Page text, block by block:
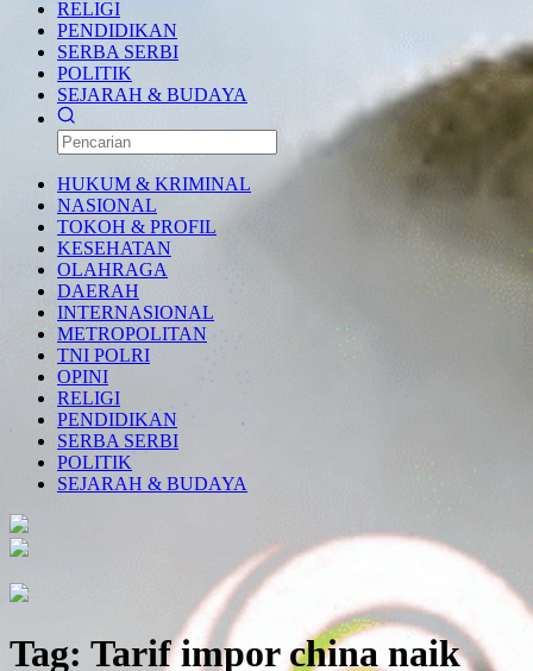
RELIGI
PENDIDIKAN
SERBA SERBI
POLITIK
SEJARAH & BUDAYA
HUKUM & KRIMINAL
NASIONAL
TOKOH & PROFIL
KESEHATAN
OLAHRAGA
DAERAH
INTERNASIONAL
METROPOLITAN
TNI POLRI
OPINI
RELIGI
PENDIDIKAN
SERBA SERBI
POLITIK
SEJARAH & BUDAYA
Tag: Tarif impor china naik